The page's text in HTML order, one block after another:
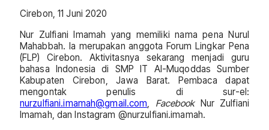
Cirebon, 11 Juni 2020
Nur Zulfiani Imamah yang memiliki nama pena Nurul
Mahabbah. Ia merupakan anggota Forum Lingkar Pena
(FLP) Cirebon. Aktivitasnya sekarang menjadi guru
bahasa Indonesia di SMP IT Al-Muqoddas Sumber
Kabupaten Cirebon, Jawa Barat. Pembaca dapat
mengontak penulis di sur-el:
nurzulfiani.imamah@gmail.com
Facebook Nur Zulfiani
Imamah, dan Instagram @nurzulfiani.imamah.